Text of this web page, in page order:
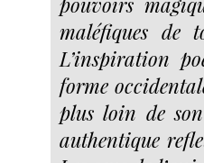
maléfiques de
L’inspiration
forme
plus loin de
authentique